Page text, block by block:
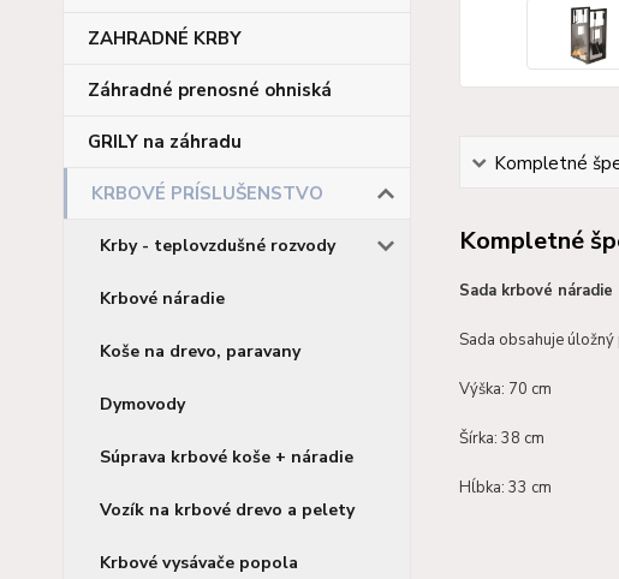
ZAHRADNÉ KRBY
Záhradné prenosné ohniská
GRILY na záhradu
KRBOVÉ PRÍSLUŠENSTVO
Krby - teplovzdušné rozvody
Krbové náradie
Koše na drevo, paravany
Dymovody
Súprava krbové koše + náradie
Vozík na krbové drevo a pelety
Krbové vysávače popola
Kompletné
Kompletné
Sada krbové
Sada obsahuje
Výška: 70 cm
Šírka: 38 cm
Hĺbka: 33 cm